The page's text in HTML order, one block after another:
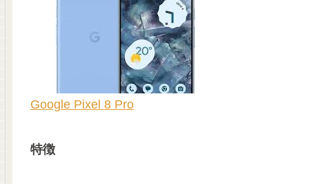
Google Pixel 8 Pro
特徴